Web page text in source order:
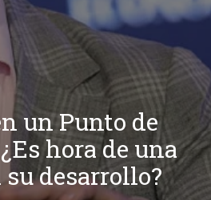
un Punto de
hora de una
su desarrollo?